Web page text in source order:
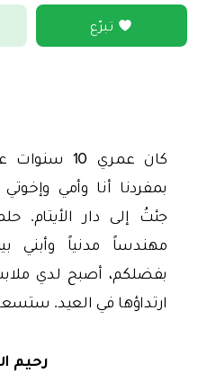
تبرّع
كان عمري
بمفردنا أنا وأمي
جئتُ إلى دار الأيتام.
مهندساً مدنياً وأبني
بفضلكم، أصبح لدي
ارتداؤها في العيد.
رحيم